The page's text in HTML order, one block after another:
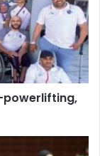
powerlifting,